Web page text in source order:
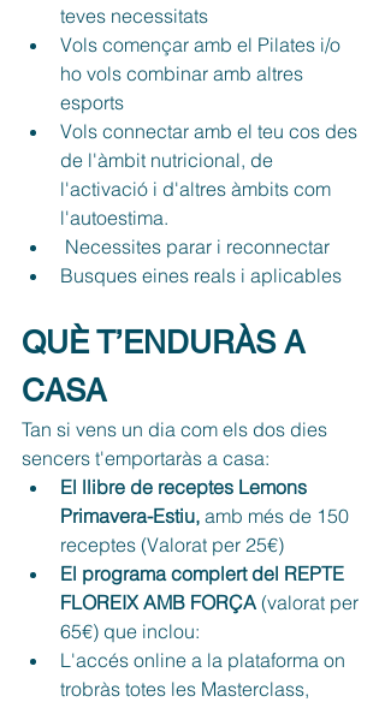
teves necessitats
Vols començar amb el Pilates i/o
ho vols combinar amb altres
esports
Vols connectar amb el teu cos des
de l'àmbit nutricional, de
l'activació i d'altres àmbits com
l'autoestima.
Necessites parar i reconnectar
Busques eines reals i aplicables
QUÈ T’ENDURÀS A
CASA
Tan si vens un dia com els dos dies
sencers t'emportaràs a casa:
El llibre de receptes Lemons
Primavera-Estiu, amb més de 150
receptes (Valorat per 25€)
El programa complert del REPTE
FLOREIX AMB FORÇA (valorat per
65€) que inclou:
L'accés online a la plataforma on
trobràs totes les Masterclass,